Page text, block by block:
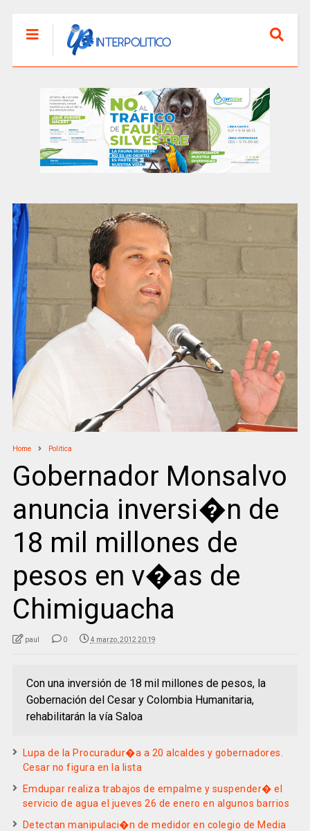
Home Politica
Gobernador Monsalvo
anuncia inversi�n de
18 mil millones de
pesos en v�as de
Chimiguacha
paul 0 4 marzo, 2012 20:19
Con una inversión de 18 mil millones de pesos, la
Gobernación del Cesar y Colombia Humanitaria,
rehabilitarán la vía Saloa
Lupa de la Procuradur�a a 20 alcaldes y gobernadores.
Cesar no figura en la lista
Emdupar realiza trabajos de empalme y suspender� el
servicio de agua el jueves 26 de enero en algunos barrios
Detectan manipulaci�n de medidor en colegio de Media